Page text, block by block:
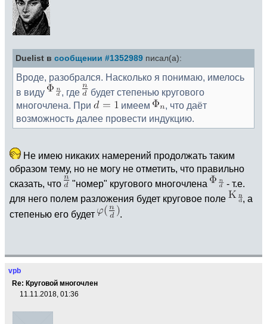
Duelist в сообщении #1352989 писал(а):
Вроде, разобрался. Насколько я понимаю, имелось
в виду
, где
будет степенью кругового
многочлена. При
имеем
, что даёт
возможность далее провести индукцию.
Не имею никаких намерений продолжать таким
образом тему, но не могу не отметить, что правильно
сказать, что
"номер" кругового многочлена
- т.е.
для него полем разложения будет круговое поле
, а
степенью его будет
.
vpb
Re: Круговой многочлен
11.11.2018, 01:36